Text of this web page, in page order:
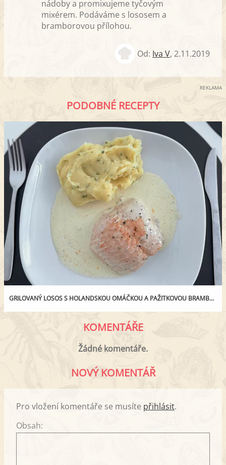
nádoby a promixujeme tyčovým
mixérem. Podáváme s lososem a
bramborovou přílohou.
Od: Iva V, 2.11.2019
REKLAMA
PODOBNÉ RECEPTY
GRILOVANÝ LOSOS S HOLANDSKOU OMÁČKOU A PAŽITKOVOU BRAMBOROVOU KAŠÍ
KOMENTÁŘE
Žádné komentáře.
NOVÝ KOMENTÁŘ
Pro vložení komentáře se musíte přihlásit.
Obsah: